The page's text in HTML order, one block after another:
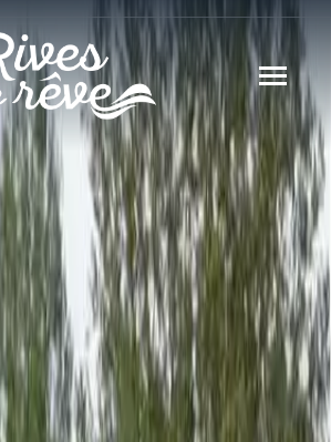
des cookies